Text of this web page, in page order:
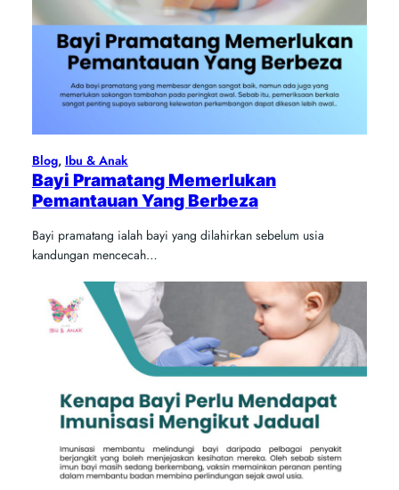
Blog, Ibu & Anak
Bayi Pramatang Memerlukan
Pemantauan Yang Berbeza
Bayi pramatang ialah bayi yang dilahirkan sebelum usia
kandungan mencecah…